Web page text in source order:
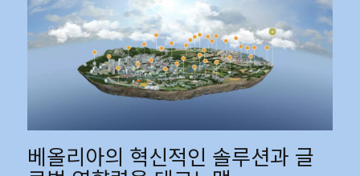
베올리아의 혁신적인 솔루션과 글